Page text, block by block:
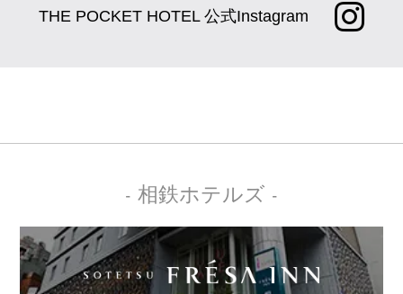
THE POCKET HOTEL 公式Instagram
- 相鉄ホテルズ -